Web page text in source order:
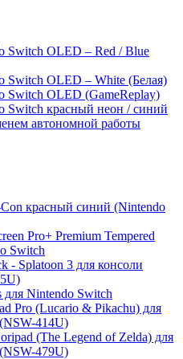
Switch OLED – Red / Blue
Switch OLED – White (Белая)
Switch OLED (GameReplay)
Switch красный неон / синий
автономной работы
красный синий (Nintendo
Pro+ Premium Tempered
Switch
- Splatoon 3 для консоли
Nintendo Switch
Pro (Lucario & Pikachu) для
414U)
(The Legend of Zelda) для
479U)